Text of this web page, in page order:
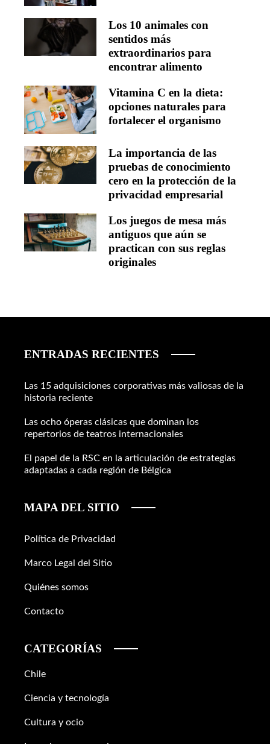
Los 10 animales con
sentidos más
extraordinarios para
encontrar alimento
Vitamina C en la dieta:
opciones naturales para
fortalecer el organismo
La importancia de las
pruebas de conocimiento
cero en la protección de la
privacidad empresarial
Los juegos de mesa más
antiguos que aún se
practican con sus reglas
originales
ENTRADAS RECIENTES
Las 15 adquisiciones corporativas más valiosas de la
historia reciente
Las ocho óperas clásicas que dominan los
repertorios de teatros internacionales
El papel de la RSC en la articulación de estrategias
adaptadas a cada región de Bélgica
MAPA DEL SITIO
Política de Privacidad
Marco Legal del Sitio
Quiénes somos
Contacto
CATEGORÍAS
Chile
Ciencia y tecnología
Cultura y ocio